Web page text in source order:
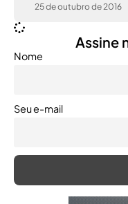
25 de outubro de 2016
Assine
Nome
Seu e-mail